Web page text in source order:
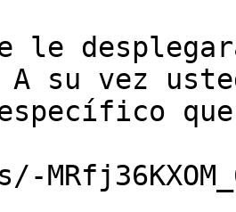
le
A su vez